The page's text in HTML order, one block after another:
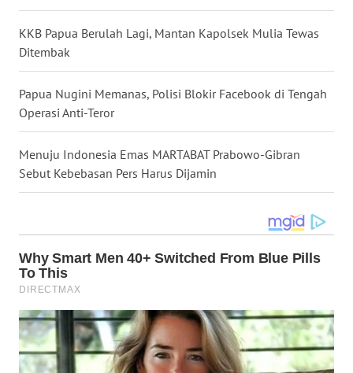
KKB Papua Berulah Lagi, Mantan Kapolsek Mulia Tewas
Ditembak
Papua Nugini Memanas, Polisi Blokir Facebook di Tengah
Operasi Anti-Teror
Menuju Indonesia Emas MARTABAT Prabowo-Gibran
Sebut Kebebasan Pers Harus Dijamin
WN
GORONTALO
WN
SULUT
WN
MALUKU
WN
DAIRI
WN
DANAU
TOBA